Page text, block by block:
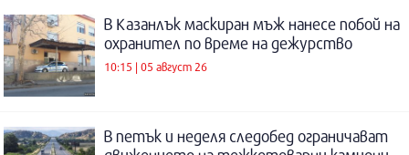
В Казанлък маскиран мъж нанесе побой на
охранител по време на дежурство
10:15 | 05 август 26
В петък и неделя следобед ограничават